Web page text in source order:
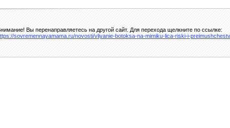
Вы перенаправляетесь на другой сайт. Для перехода щелкните по ссылке:
sovremennayamama.ru/novosti/vliyanie-botoksa-na-mimiku-lica-riski-i-